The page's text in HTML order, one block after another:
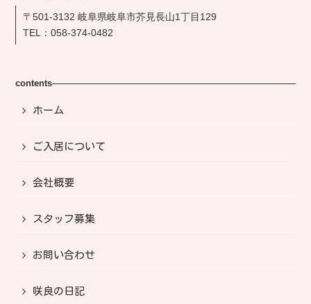
〒501-3132 岐阜県岐阜市芥見長山1丁目129
TEL：058-374-0482
contents
ホーム
ご入居について
会社概要
スタッフ募集
お問い合わせ
咲良の日記